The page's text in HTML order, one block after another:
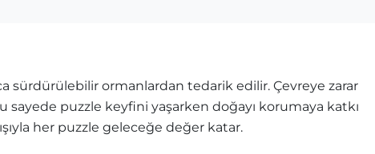
sürdürülebilir ormanlardan tedarik edilir. Çevreye zarar
puzzle keyfini yaşarken doğayı korumaya katkı
her puzzle geleceğe değer katar.